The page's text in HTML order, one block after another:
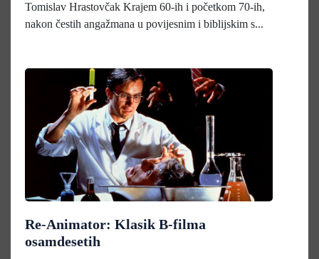
Tomislav Hrastovčak Krajem 60-ih i početkom 70-ih,
nakon čestih angažmana u povijesnim i biblijskim s...
Re-Animator: Klasik B-filma
osamdesetih